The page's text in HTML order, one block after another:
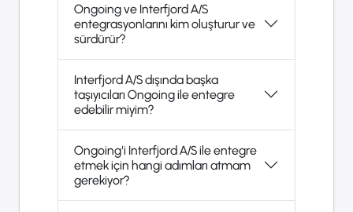
Ongoing ve Interfjord A/S
entegrasyonlarını kim oluşturur ve
sürdürür?
Interfjord A/S dışında başka
taşıyıcıları Ongoing ile entegre
edebilir miyim?
Ongoing'i Interfjord A/S ile entegre
etmek için hangi adımları atmam
gerekiyor?